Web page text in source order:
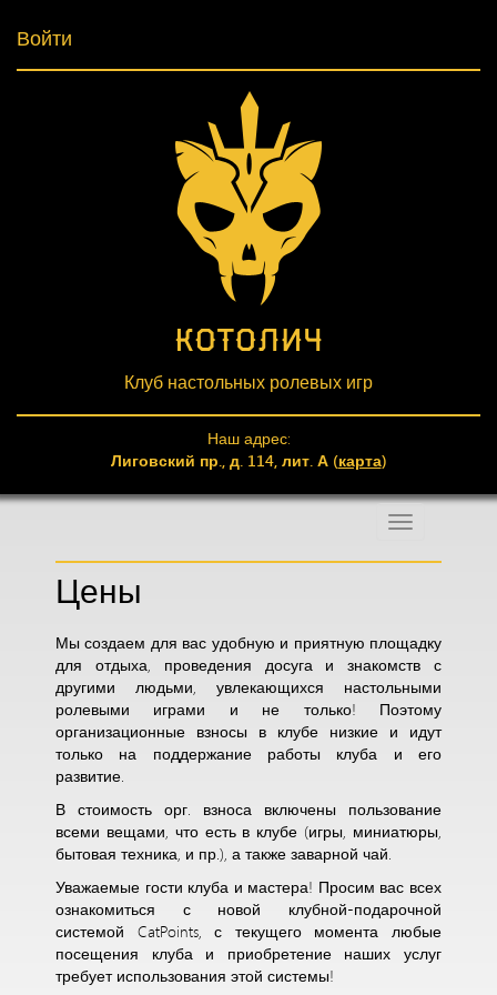
Войти
Клуб настольных ролевых игр
Наш адрес:
Лиговский пр., д. 114, лит. А (карта)
Меню
Цены
Мы создаем для вас удобную и приятную площадку
для отдыха, проведения досуга и знакомств с
другими людьми, увлекающихся настольными
ролевыми играми и не только! Поэтому
организационные взносы в клубе низкие и идут
только на поддержание работы клуба и его
развитие.
В стоимость орг. взноса включены пользование
всеми вещами, что есть в клубе (игры, миниатюры,
бытовая техника, и пр.), а также заварной чай.
Уважаемые гости клуба и мастера! Просим вас всех
ознакомиться с новой клубной-подарочной
системой CatPoints, с текущего момента любые
посещения клуба и приобретение наших услуг
требует использования этой системы!